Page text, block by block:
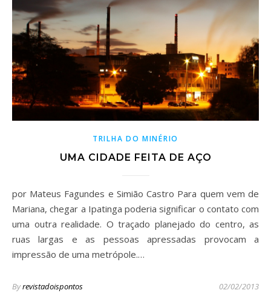
TRILHA DO MINÉRIO
UMA CIDADE FEITA DE AÇO
por Mateus Fagundes e Simião Castro Para quem vem de
Mariana, chegar a Ipatinga poderia significar o contato com
uma outra realidade. O traçado planejado do centro, as
ruas largas e as pessoas apressadas provocam a
impressão de uma metrópole.…
Byrevistadoispontos 02/02/2013